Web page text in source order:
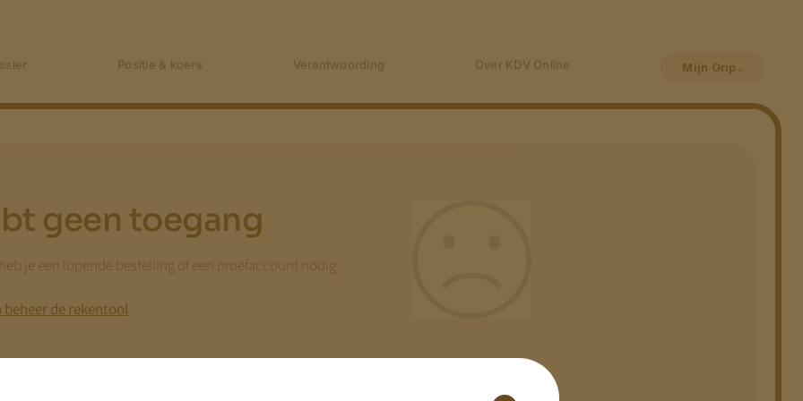
Positie & koers Verantwoording Over KDV Online Mijn Grip
geen toegang
je een lopende bestelling of een proefaccount nodig.
beheer de rekentool.